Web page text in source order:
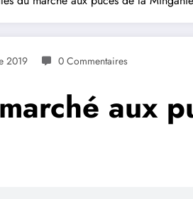
2019 0 Commentaires
aux